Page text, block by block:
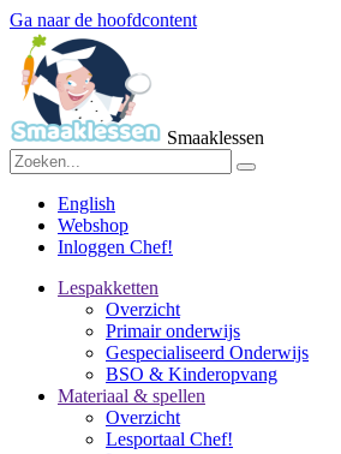
Ga naar de hoofdcontent
Smaaklessen
English
Webshop
Inloggen Chef!
Lespakketten
Overzicht
Primair onderwijs
Gespecialiseerd Onderwijs
BSO & Kinderopvang
Materiaal & spellen
Overzicht
Lesportaal Chef!